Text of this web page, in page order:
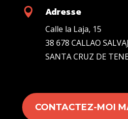
 Adresse
Calle la Laja, 15
38 678 CALLAO
SANTA CRUZ DE
CONTACTEZ-MOI